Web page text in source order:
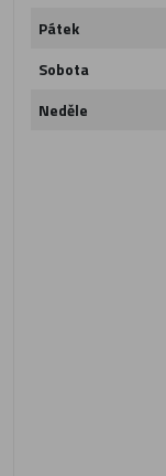
Pátek
Sobota
Neděle